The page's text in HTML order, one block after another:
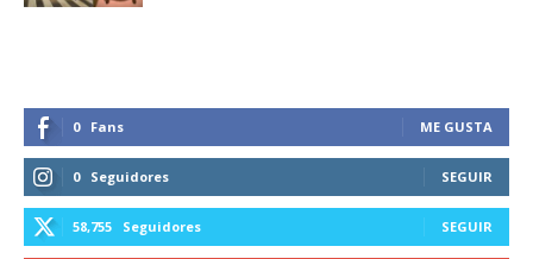
0 Fans ME GUSTA
0 Seguidores SEGUIR
58,755 Seguidores SEGUIR